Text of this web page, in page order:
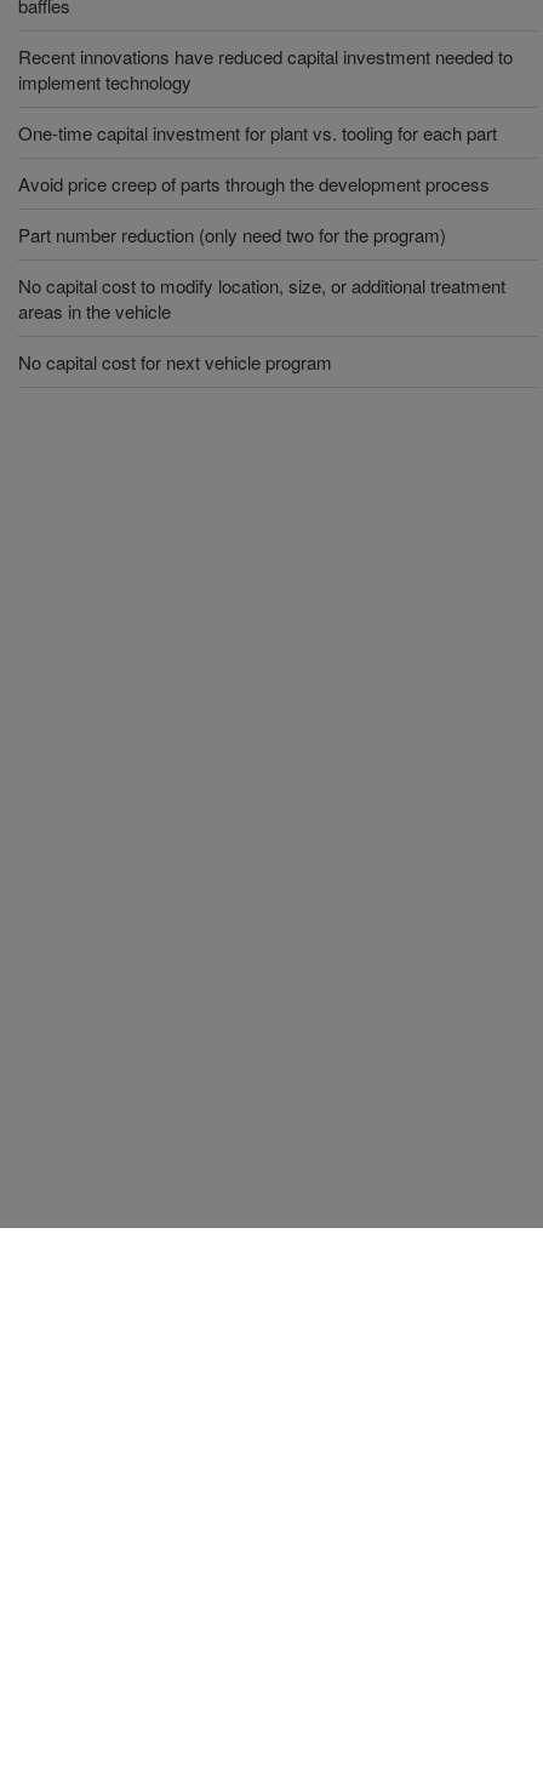
baffles
Recent innovations have reduced capital investment needed to
implement technology
One-time capital investment for plant vs. tooling for each part
Avoid price creep of parts through the development process
Part number reduction (only need two for the program)
No capital cost to modify location, size, or additional treatment
areas in the vehicle
No capital cost for next vehicle program